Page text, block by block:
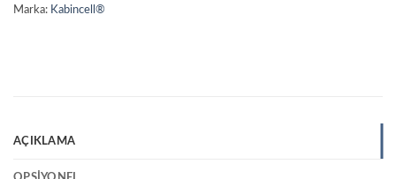
Marka: Kabincell®
AÇIKLAMA